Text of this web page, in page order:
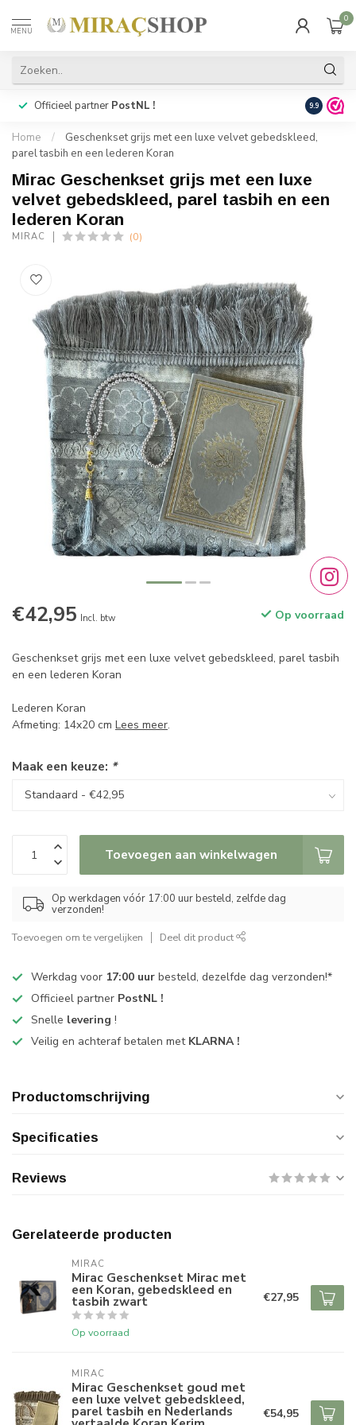
MENU
0
Officieel partner PostNL ! Snelle
9.9
Home /
Geschenkset grijs met een luxe velvet gebedskleed,
parel tasbih en een lederen Koran
Mirac Geschenkset grijs met een luxe
velvet gebedskleed, parel tasbih en een
lederen Koran
MIRAC (0)
€42,95 Incl. btw Op voorraad
Geschenkset grijs met een luxe velvet gebedskleed, parel tasbih
en een lederen Koran
Lederen Koran
Afmeting: 14x20 cm Lees meer.
Maak een keuze: *
Toevoegen aan winkelwagen
Op werkdagen vóór 17:00 uur besteld, zelfde dag
verzonden!
Toevoegen om te vergelijken Deel dit product
Werkdag voor 17:00 uur besteld, dezelfde dag verzonden!*
Officieel partner PostNL !
Snelle levering !
Veilig en achteraf betalen met KLARNA !
Productomschrijving
Specificaties
Reviews
Gerelateerde producten
MIRAC
Mirac Geschenkset Mirac met
een Koran, gebedskleed en
tasbih zwart
Op voorraad
€27,95
MIRAC
Mirac Geschenkset goud met
een luxe velvet gebedskleed,
parel tasbih en Nederlands €54,95